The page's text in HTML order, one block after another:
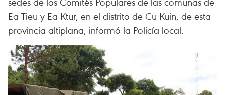
Ea Tieu y Ea Ktur, en el distrito de Cu Kuin, de esta
provincia altiplana, informó la Policía local.